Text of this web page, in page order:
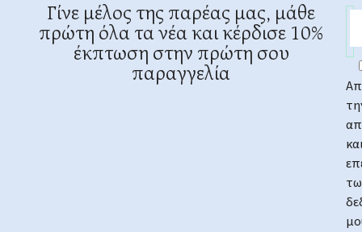
Γίνε μέλος της παρέας μας, μάθε
πρώτη όλα τα νέα και κέρδισε 10%
έκπτωση στην πρώτη σου
παραγγελία